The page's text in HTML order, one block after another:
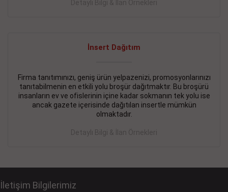
Detaylı Bilgi & İlan Örnekleri
İnsert Dağıtım
Firma tanıtımınızı, geniş ürün yelpazenizi, promosyonlarınızı
tanıtabilmenin en etkili yolu broşür dağıtmaktır. Bu broşürü
insanların ev ve ofislerinin içine kadar sokmanın tek yolu ise
ancak gazete içerisinde dağıtılan insertle mümkün
olmaktadır.
Detaylı Bilgi & İlan Örnekleri
İletişim Bilgilerimiz
DEVREMÜLK KİRALIK İlanı- 11.09.2018
SİNYE Tekstile Şoförlüğü olan 35 yaşını aşmamış, Depo
elemanı alınacaktır. Osmanbey, Şişli
Devamını Gör